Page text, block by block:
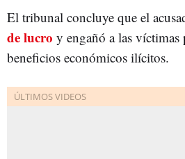
El tribunal concluye que el
de lucro y engañó a las víctimas
beneficios económicos ilícitos.